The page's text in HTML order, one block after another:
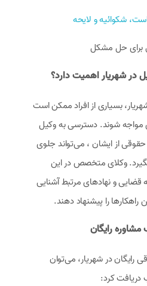
شکوائیه و لایحه
برای حل مشکل
در شهریار اهمیت دارد؟
بسیاری از افراد ممکن است
شوند. دسترسی به وکیل
از ایشان ، می‌تواند جلوی
وکلای متخصص در این
قضایی و نهادهای مرتبط آشنایی
راهکارها را پیشنهاد دهند.
مشاوره رایگان
رایگان در شهریار، می‌توان
دریافت کرد: